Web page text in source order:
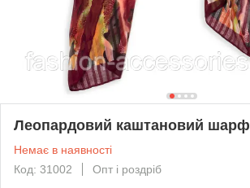
Леопардовий каштановий шарф
Немає в наявності
Код: 31002
Опт і роздріб